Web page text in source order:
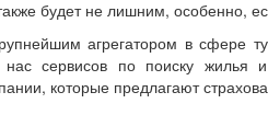
будет не лишним, особенно,
агрегатором в сфере
сервисов по поиску жилья
которые предлагают